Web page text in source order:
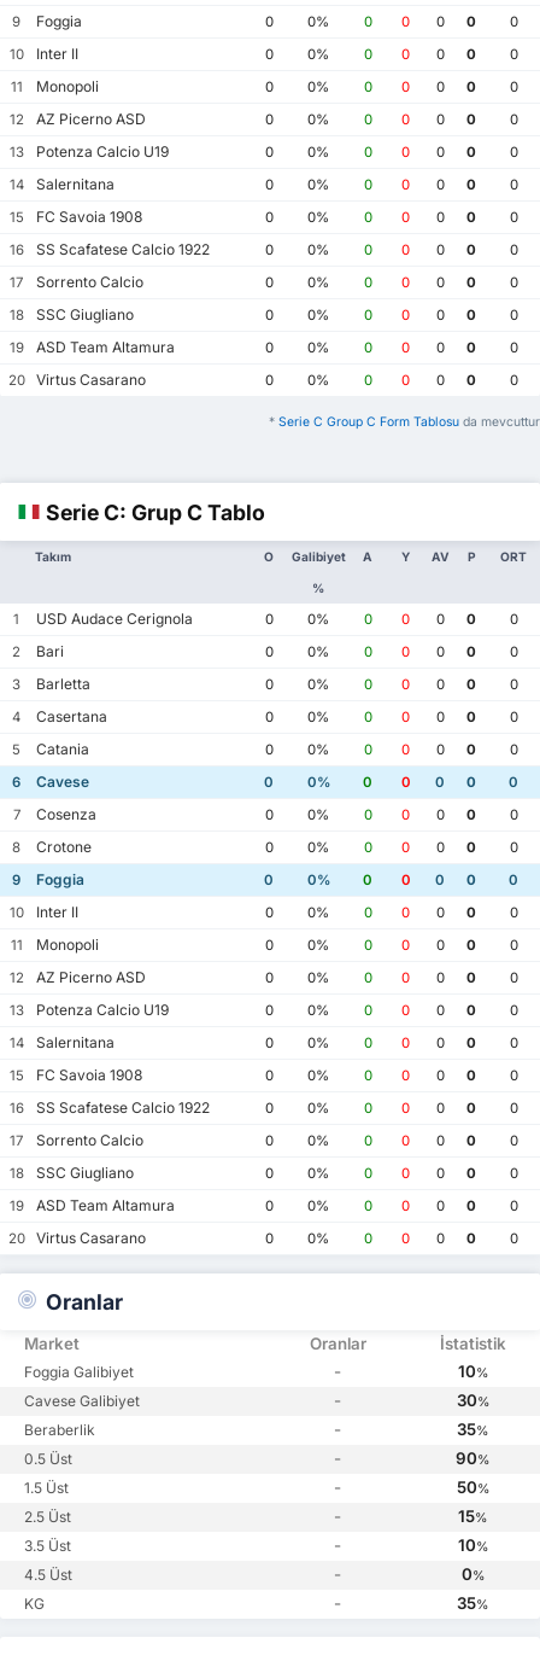
9
Foggia 0 0% 0 0 0 0
0
10
Inter II 0 0% 0 0 0 0
0
11
Monopoli 0 0% 0 0 0 0
0
12
AZ Picerno ASD 0 0% 0 0 0 0
0
13
Potenza Calcio U19 0 0% 0 0 0 0
0
14
Salernitana 0 0% 0 0 0 0
0
15
FC Savoia 1908 0 0% 0 0 0 0
0
16
SS Scafatese Calcio 1922 0 0% 0 0 0 0
0
17
Sorrento Calcio 0 0% 0 0 0 0
0
18
SSC Giugliano 0 0% 0 0 0 0
0
19
ASD Team Altamura 0 0% 0 0 0 0
0
20
Virtus Casarano 0 0% 0 0 0 0 0
* Serie C Group C Form Tablosu da mevcuttur
Serie C: Grup C Tablo
Takım O Galibiyet
%
A Y AV P ORT
1 USD Audace Cerignola 0 0% 0 0 0 0
0
2
Bari 0 0% 0 0 0 0
0
3
Barletta 0 0% 0 0 0 0
0
4
Casertana 0 0% 0 0 0 0
0
5
Catania 0 0% 0 0 0 0
0
6
Cavese 0 0% 0 0 0 0
0
7
Cosenza 0 0% 0 0 0 0
0
8
Crotone 0 0% 0 0 0 0
0
9
Foggia 0 0% 0 0 0 0
0
10
Inter II 0 0% 0 0 0 0
0
11
Monopoli 0 0% 0 0 0 0
0
12
AZ Picerno ASD 0 0% 0 0 0 0
0
13
Potenza Calcio U19 0 0% 0 0 0 0
0
14
Salernitana 0 0% 0 0 0 0
0
15
FC Savoia 1908 0 0% 0 0 0 0
0
16
SS Scafatese Calcio 1922 0 0% 0 0 0 0
0
17
Sorrento Calcio 0 0% 0 0 0 0
0
18
SSC Giugliano 0 0% 0 0 0 0
0
19
ASD Team Altamura 0 0% 0 0 0 0
0
20
Virtus Casarano 0 0% 0 0 0 0 0
Oranlar
Market Oranlar İstatistik
Foggia Galibiyet - 10%
Cavese Galibiyet - 30%
Beraberlik - 35%
0.5 Üst - 90%
1.5 Üst - 50%
2.5 Üst - 15%
3.5 Üst - 10%
4.5 Üst - 0%
KG - 35%